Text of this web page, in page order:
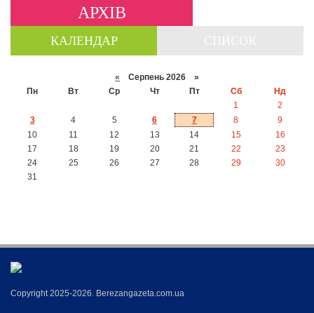
АРХІВ
КАЛЕНДАР
« Серпень 2026 »
Пн
Вт Ср Чт Пт Сб
Нд
1
2
3
4 5 6 7 8
9
10
11 12 13 14 15
16
17
18 19 20 21 22
23
24
25 26 27 28 29
30
31
Copyright 2025-2026. Berezangazeta.com.ua